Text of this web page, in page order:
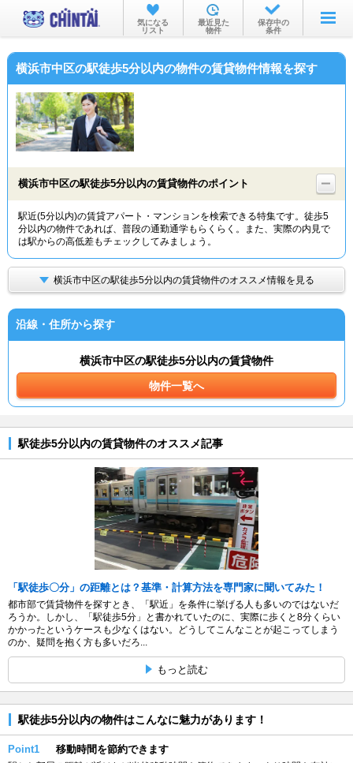
お部屋を探す
沿線・駅から
物件特集から
TOP
気になる
リスト
最近見た
物件
保存中の
条件
横浜市中区の駅徒歩5分以内の物件の賃貸物件情報を探す
横浜市中区の駅徒歩5分以内の賃貸物件のポイント
駅近(5分以内)の賃貸アパート・マンションを検索できる特集です。徒歩5
分以内の物件であれば、普段の通勤通学もらくらく。また、実際の内見で
は駅からの高低差もチェックしてみましょう。
横浜市中区の駅徒歩5分以内の賃貸物件のオススメ情報を見る
沿線・住所から探す
横浜市中区の駅徒歩5分以内の賃貸物件
物件一覧へ
駅徒歩5分以内の賃貸物件のオススメ記事
「駅徒歩〇分」の距離とは？基準・計算方法を専門家に聞いてみた！
都市部で賃貸物件を探すとき、「駅近」を条件に挙げる人も多いのではないだ
ろうか。しかし、「駅徒歩5分」と書かれていたのに、実際に歩くと8分くらい
かかったというケースも少なくはない。どうしてこんなことが起こってしまう
のか、疑問を抱く方も多いだろ...
もっと読む
駅徒歩5分以内の物件はこんなに魅力があります！
Point1 移動時間を節約できます